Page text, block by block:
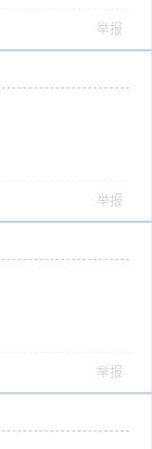
举报
举报
举报